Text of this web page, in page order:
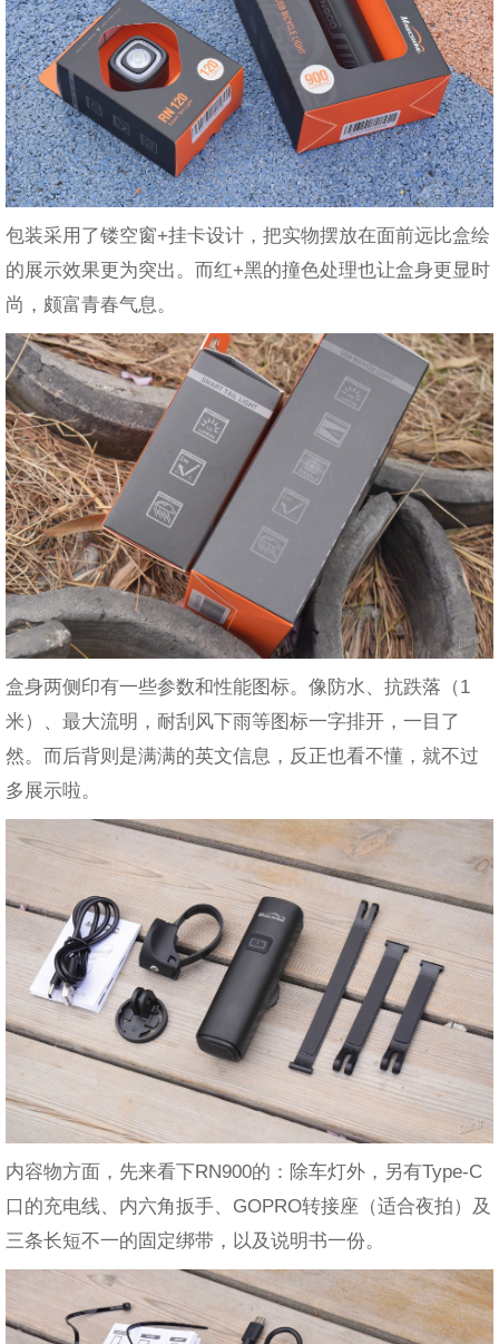
包装采用了镂空窗+挂卡设计，把实物摆放在面前远比盒绘
的展示效果更为突出。而红+黑的撞色处理也让盒身更显时
尚，颇富青春气息。
盒身两侧印有一些参数和性能图标。像防水、抗跌落（1
米）、最大流明，耐刮风下雨等图标一字排开，一目了
然。而后背则是满满的英文信息，反正也看不懂，就不过
多展示啦。
内容物方面，先来看下RN900的：除车灯外，另有Type-C
口的充电线、内六角扳手、GOPRO转接座（适合夜拍）及
三条长短不一的固定绑带，以及说明书一份。